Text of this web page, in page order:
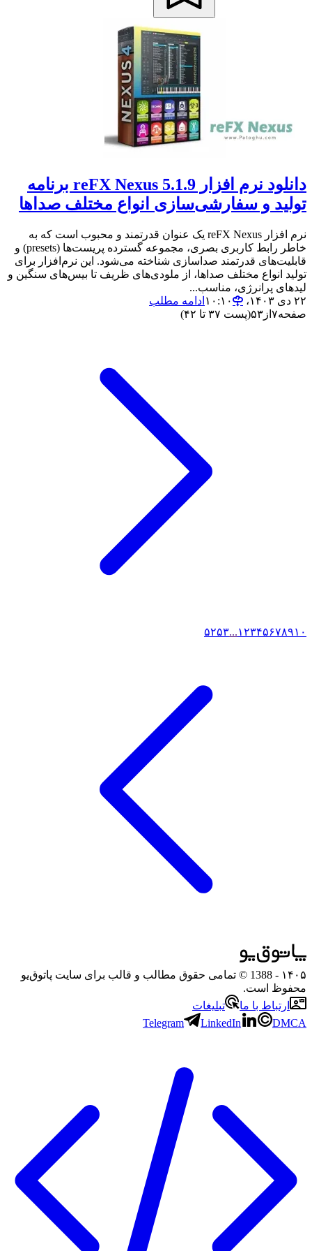
دانلود نرم افزار reFX Nexus 5.1.9 برنامه
تولید و سفارشی‌سازی انواع مختلف صداها
نرم افزار reFX Nexus یک عنوان قدرتمند و محبوب است که به
خاطر رابط کاربری بصری، مجموعه گسترده پریست‌ها (presets) و
قابلیت‌های قدرتمند صدا‌سازی شناخته می‌شود. این نرم‌افزار برای
تولید انواع مختلف صداها، از ملودی‌های ظریف تا بیس‌های سنگین و
لیدهای پرانرژی، مناسب...
۲۲ دی ۱۴۰۳،‏ ۱۰:۱۰
ادامه مطلب
صفحه۷ از ۵۳(پست ۳۷ تا ۴۲)
۱۲۳۴۵۶۷۸۹۱۰ ... ۵۲۵۳
۱۴۰۵
- 1388 © تمامی حقوق مطالب و قالب برای سایت پاتوق‌یو
محفوظ است.
ارتباط با ما
تبلیغات
Telegram
LinkedIn DMCA